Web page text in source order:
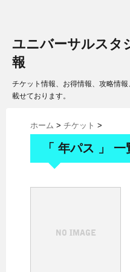
ユニバーサルスタ
報
チケット情報、お得情報、攻略情
載せております。
ホーム > チケット >
「 年パス 」 一